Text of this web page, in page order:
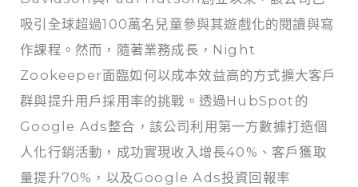
吸引全球超過100萬名兒童參與其遊戲化的閱讀與寫
作課程。然而，隨著業務成長，Night
Zookeeper面臨如何以成本效益高的方式擴大客戶
群與提升用戶採用率的挑戰。透過HubSpot的
Google Ads整合，該公司利用第一方數據打造個
人化行銷活動，成功實現收入增長40%、客戶獲取
量提升70%，以及Google Ads投資回報率